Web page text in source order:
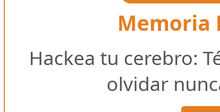
Memoria
Hackea tu cerebro:
olvidar